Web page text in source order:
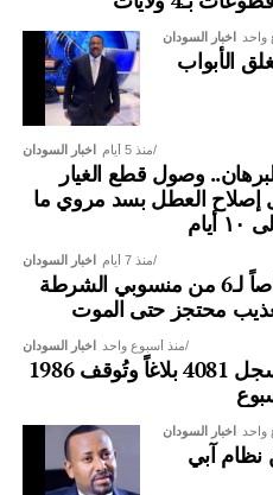
اخبار السودان واحد
الأبواب
اخبار السودان منذ 5 أيام
وصول قطع الغيار
إصلاح العطل بسد مروي ما
اخبار السودان منذ 7 أيام
الإعدام قصاصاً لـ6 من منسوبي الشرطة
محتجز حتى الموت
اخبار السودان منذ أسبوع واحد
الخرطوم تسجل 4081 بلاغاً وتُوقف 1986
اخبار السودان واحد
نظام آبي